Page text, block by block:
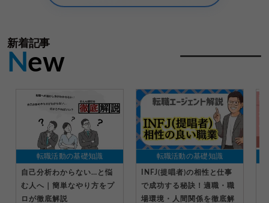
新着記事
New
転職活動の基礎知識
自己分析わからない…と悩
む人へ｜簡単なやり方をプ
ロが徹底解説
転職活動の基礎知識
INFJ(提唱者)の相性と仕事
で成功する秘訣！適職・職
場環境・人間関係を徹底解